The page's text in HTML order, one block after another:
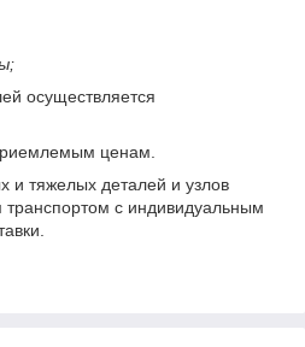
осуществляется
ценам.
и тяжелых деталей и узлов
с индивидуальным